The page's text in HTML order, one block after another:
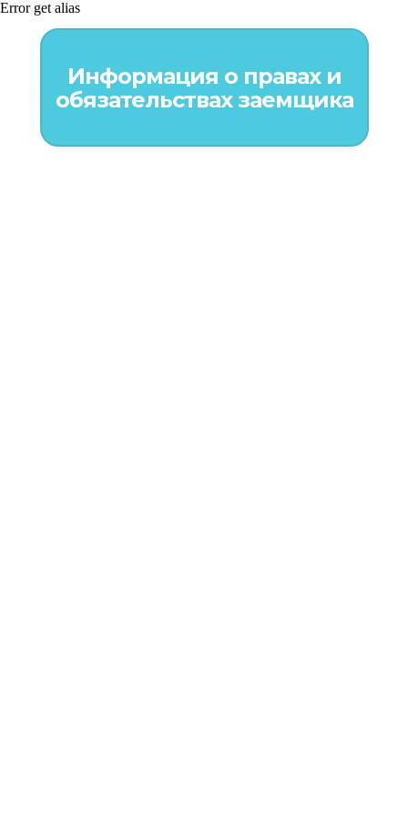
Error get alias
Информация о правах и
обязательствах заемщика